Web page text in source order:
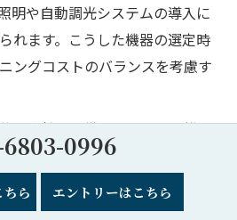
明や自動調光システムの導入に
れます。こうした機器の選定時
ングコストのバランスを考慮す
工会社や設備メーカーと連携
の合理化を図ることで、コスト
。これらの工夫を取り入れるこ
コストカットを実現し、最適な
0996
ら エントリーはこちら